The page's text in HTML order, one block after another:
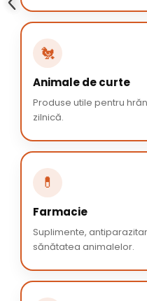
🐔
Animale de curte
Produse utile pentru
zilnică.
💊
Farmacie
Suplimente,
sănătatea animalelor.